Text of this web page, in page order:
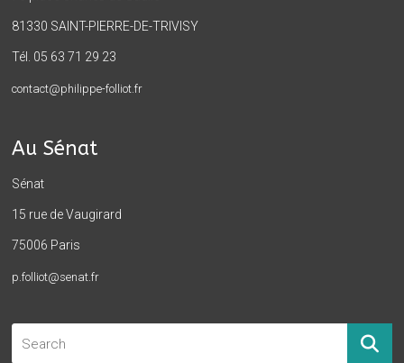
81330 SAINT-PIERRE-DE-TRIVISY
Tél. 05 63 71 29 23
contact@philippe-folliot.fr
Au Sénat
Sénat
15 rue de Vaugirard
75006 Paris
p.folliot@senat.fr